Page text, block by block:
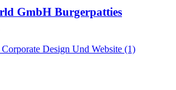
GmbH Burgerpatties